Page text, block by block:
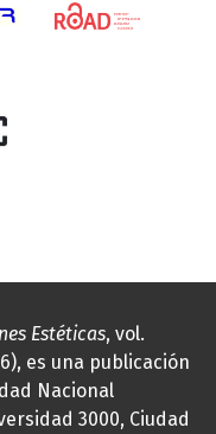
Estéticas, vol.
es una publicación
Nacional
3000, Ciudad